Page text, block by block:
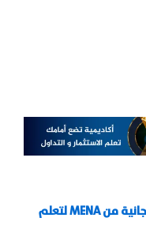
منMENA
لتعلم